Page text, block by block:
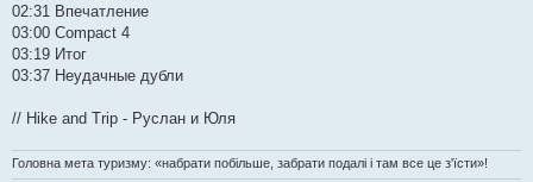
02:31 Впечатление
03:00 Compact 4
03:19 Итог
03:37 Неудачные дубли
// Hike and Trip - Руслан и Юля
Головна мета туризму: «набрати побільше, забрати подалі і там все це з'їсти»!